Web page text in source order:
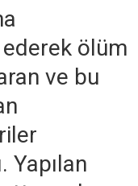
ölüm
ve bu
Yapılan